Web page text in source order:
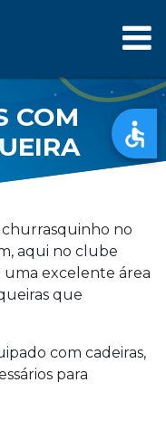
COM
no
aqui no clube
uma excelente área
que
com cadeiras,
para